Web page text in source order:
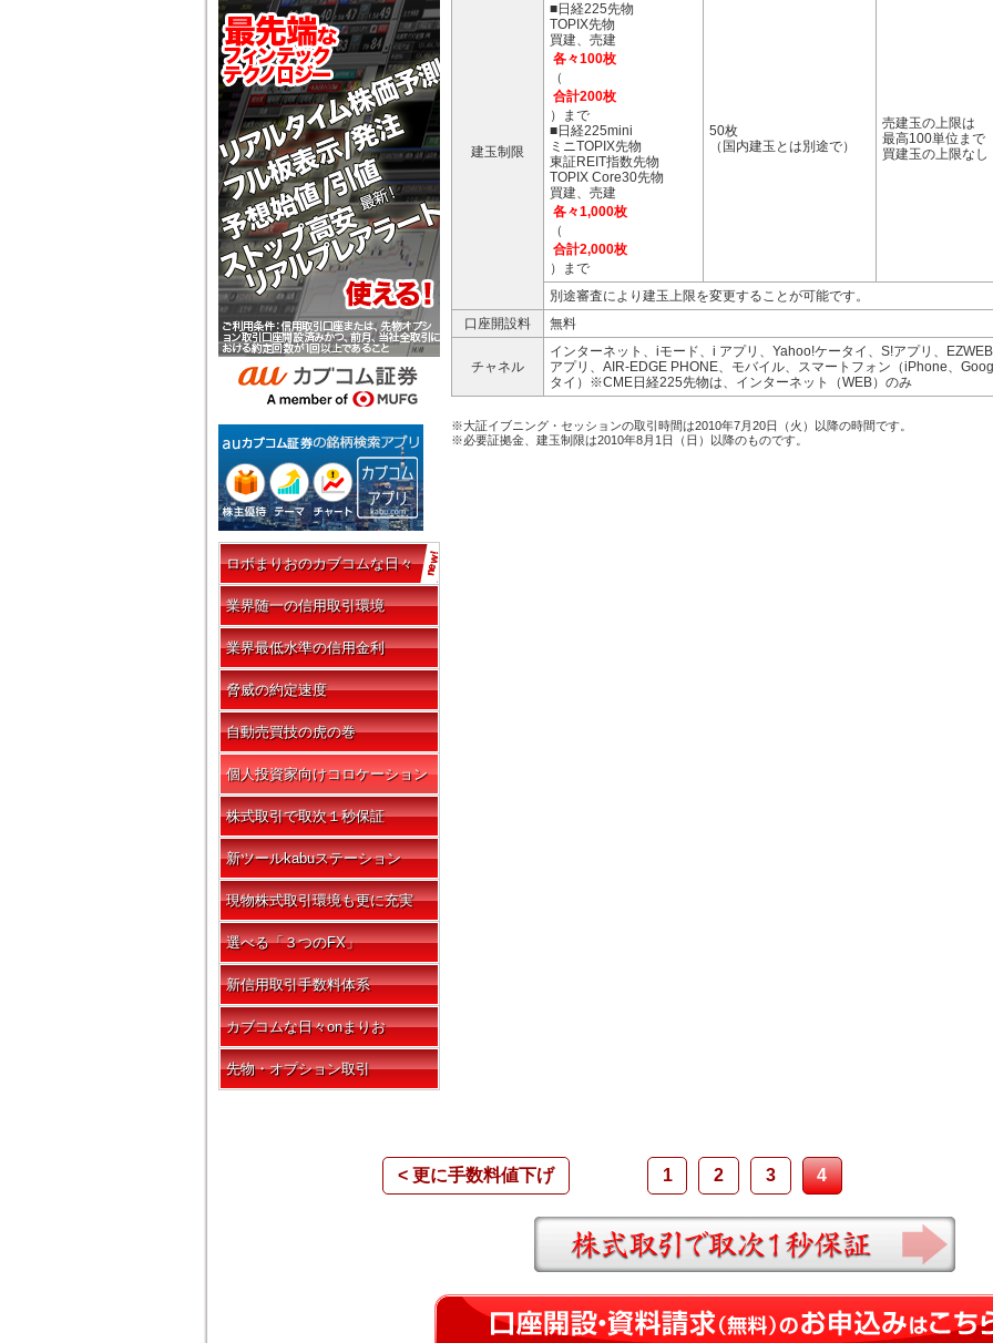
ロボまりおのカブコムな日々
業界随一の信用取引環境
業界最低水準の信用金利
脅威の約定速度
自動売買技の虎の巻
個人投資家向けコロケーション
株式取引で取次１秒保証
新ツールkabuステーション
現物株式取引環境も更に充実
選べる「３つのFX」
新信用取引手数料体系
カブコムな日々onまりお
先物・オプション取引
建玉制限
■日経225先物
TOPIX先物
買建、売建
各々100枚
（
合計200枚
）まで
■日経225mini
ミニTOPIX先物
東証REIT指数先物
TOPIX Core30先物
買建、売建
各々1,000枚
（
合計2,000枚
）まで
50枚
（国内建玉とは別途で）
売建玉の上限は
最高100単位まで
買建玉の上限なし
別途審査により建玉上限を変更することが可能です。
口座開設料
無料
チャネル
インターネット、iモード、i アプリ、Yahoo!ケータイ、S!アプリ、
アプリ、AIR-EDGE PHONE、モバイル、スマートフォン（iPhone、
タイ）※CME日経225先物は、インターネット（WEB）のみ
※大証イブニング・セッションの取引時間は2010年7月20日（火）以降の時間です。
※必要証拠金、建玉制限は2010年8月1日（日）以降のものです。
< 更に手数料値下げ 1 2 3 4
株式取引で取次1秒保証